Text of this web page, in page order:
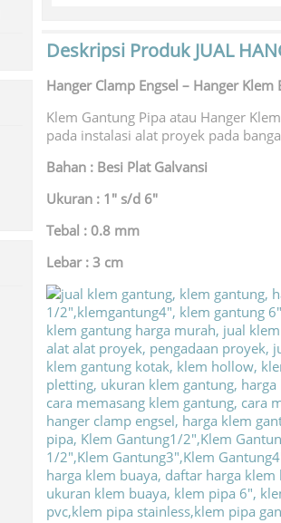
Deskripsi Produk JUAL
Hanger Clamp Engsel – Hanger
Klem Gantung Pipa atau Hanger
pada instalasi alat proyek pada
Bahan : Besi Plat Galvansi
Ukuran : 1″ s/d 6″
Tebal : 0.8 mm
Lebar : 3 cm